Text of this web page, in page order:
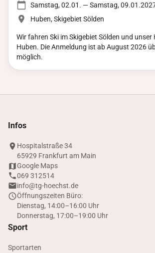
Samstag, 02.01. — Samstag,
Huben, Skigebiet Sölden
Wir fahren Ski im Skigebiet Sölden und unser
Huben. Die Anmeldung ist ab August 2026
möglich.
Infos
Hospitalstraße 34
65929 Frankfurt am Main
Google Maps
069 312514
info@tg-hoechst.de
Öffnungszeiten Büro:
Dienstag, 14:00–16:00 Uhr
Donnerstag, 17:00–19:00 Uhr
Sport
Sportarten